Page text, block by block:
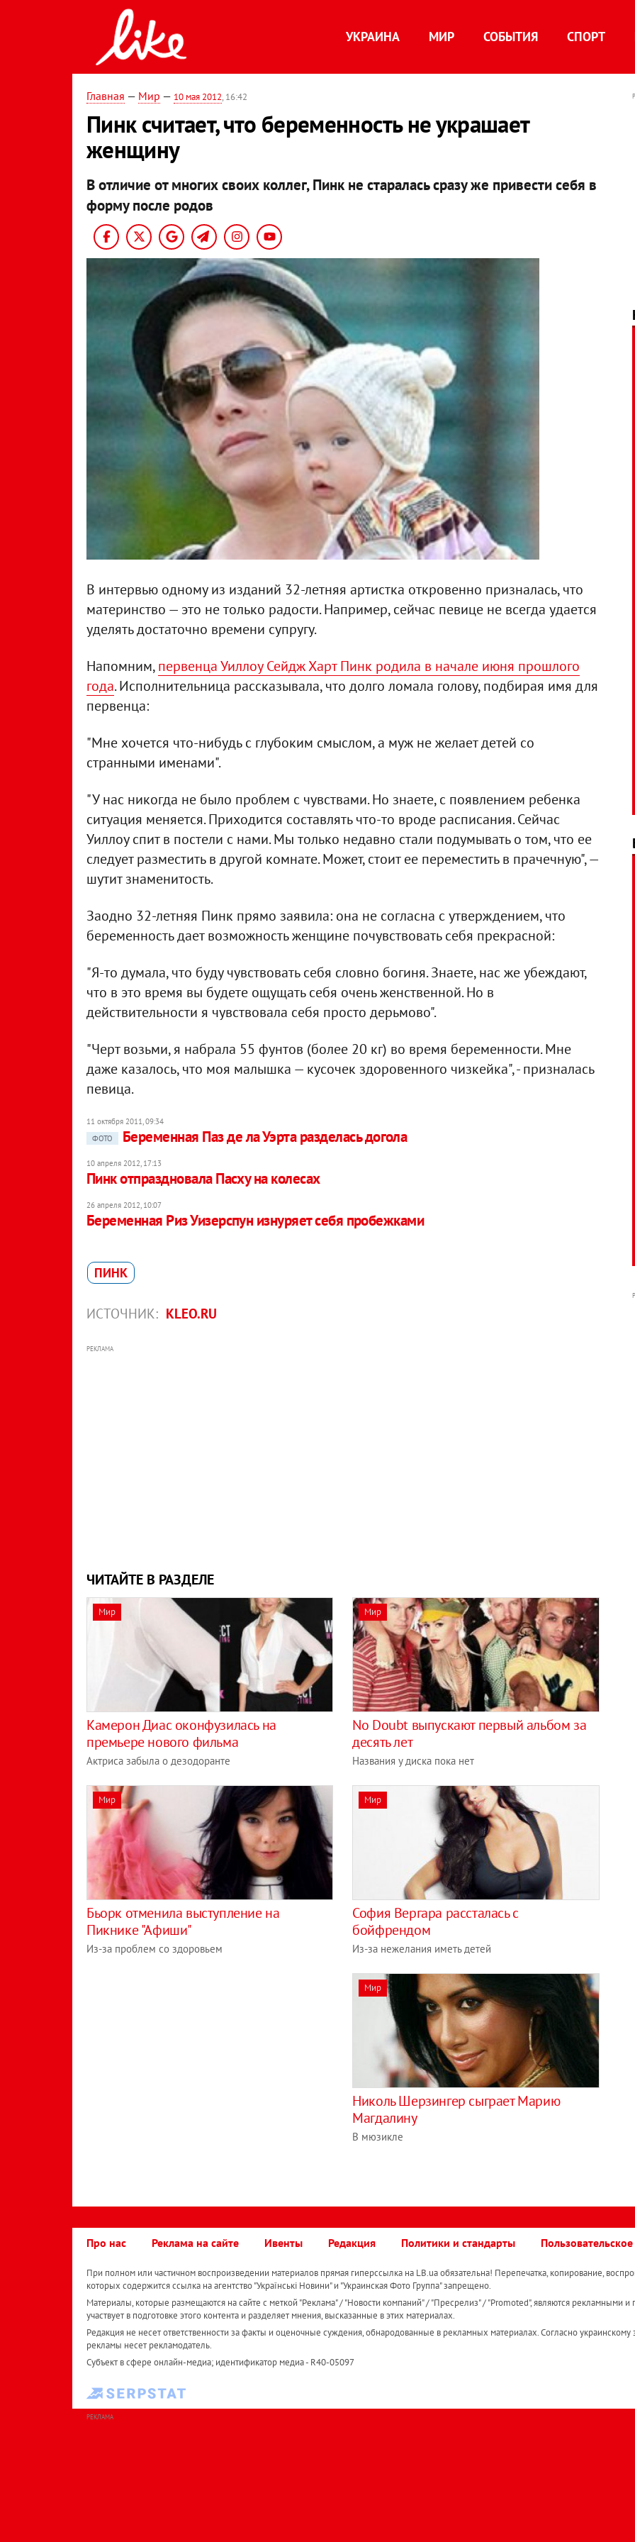
УКРАИНА МИР СОБЫТИЯ СПОРТ
Главная — Мир — 10 мая 2012, 16:42
Пинк считает, что беременность не украшает
женщину
В отличие от многих своих коллег, Пинк не старалась сразу же привести себя в
форму после родов
В интервью одному из изданий 32-летняя артистка откровенно призналась, что
материнство — это не только радости. Например, сейчас певице не всегда удается
уделять достаточно времени супругу.
Напомним,первенца Уиллоу Сейдж Харт Пинк родила в начале июня прошлого
года. Исполнительница рассказывала, что долго ломала голову, подбирая имя для
первенца:
"Мне хочется что-нибудь с глубоким смыслом, а муж не желает детей со
странными именами".
"У нас никогда не было проблем с чувствами. Но знаете, с появлением ребенка
ситуация меняется. Приходится составлять что-то вроде расписания. Сейчас
Уиллоу спит в постели с нами. Мы только недавно стали подумывать о том, что ее
следует разместить в другой комнате. Может, стоит ее переместить в прачечную", —
шутит знаменитость.
Заодно 32-летняя Пинк прямо заявила: она не согласна с утверждением, что
беременность дает возможность женщине почувствовать себя прекрасной:
"Я-то думала, что буду чувствовать себя словно богиня. Знаете, нас же убеждают,
что в это время вы будете ощущать себя очень женственной. Но в
действительности я чувствовала себя просто дерьмово".
"Черт возьми, я набрала 55 фунтов (более 20 кг) во время беременности. Мне
даже казалось, что моя малышка — кусочек здоровенного чизкейка", - призналась
певица.
11 октября 2011, 09:34
ФОТО
Беременная Паз де ла Уэрта разделась догола
10 апреля 2012, 17:13
Пинк отпраздновала Пасху на колесах
26 апреля 2012, 10:07
Беременная Риз Уизерспун изнуряет себя пробежками
ПИНК
ИСТОЧНИК: KLEO.RU
РЕКЛАМА
ЧИТАЙТЕ В РАЗДЕЛЕ
Мир
Камерон Диас оконфузилась на
премьере нового фильма
Актриса забыла о дезодоранте
Мир
No Doubt выпускают первый альбом за
десять лет
Названия у диска пока нет
Мир
Бьорк отменила выступление на
Пикнике "Афиши"
Из-за проблем со здоровьем
Мир
София Вергара рассталась с
бойфрендом
Из-за нежелания иметь детей
Мир
Николь Шерзингер сыграет Марию
Магдалину
В мюзикле
Про нас Реклама на сайте Ивенты Редакция Политики и стандарты
При полном или частичном воспроизведении материалов прямая гиперссылка на LB.ua обязательна! Перепечатка, копирование,
которых содержится ссылка на агентство "Українськi Новини" и "Украинская Фото Группа" запрещено.
Материалы, которые размещаются на сайте с меткой "Реклама" / "Новости компаний" / "Пресрелиз" / "Promoted", являются рекламными и
участвует в подготовке этого контента и разделяет мнения, высказанные в этих материалах.
Редакция не несет ответственности за факты и оценочные суждения, обнародованные в рекламных материалах. Согласно украинскому
рекламы несет рекламодатель.
Субъект в сфере онлайн-медиа; идентификатор медиа - R40-05097
РЕКЛАМА